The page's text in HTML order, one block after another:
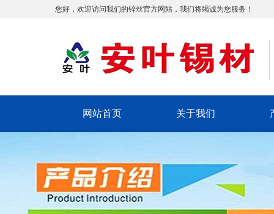
您好，欢迎访问我们的锌丝官方网站，我们将竭诚为您服务！
网站首页 关于我们